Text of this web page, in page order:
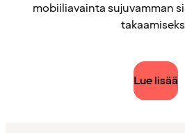
mobiiliavainta sujuvamman
Lue lisää